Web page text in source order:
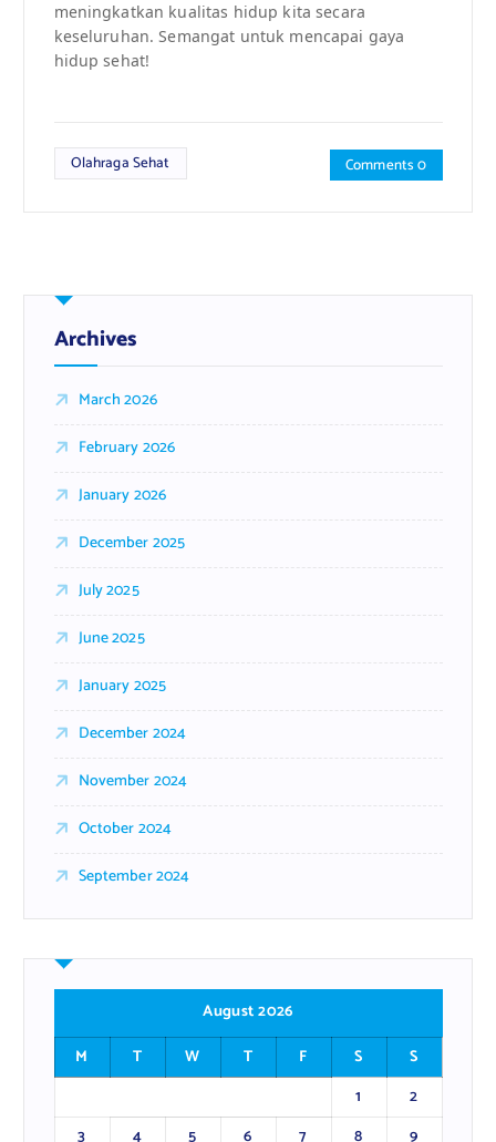
meningkatkan kualitas hidup kita secara
keseluruhan. Semangat untuk mencapai gaya
hidup sehat!
Olahraga Sehat Comments 0
Archives
March 2026
February 2026
January 2026
December 2025
July 2025
June 2025
January 2025
December 2024
November 2024
October 2024
September 2024
August 2026
M
T W T F S
S
1
2
3
4 5 6 7 8
9